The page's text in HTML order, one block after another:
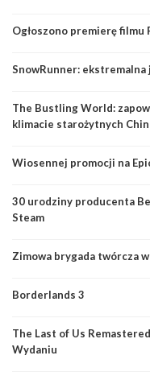
Ogłoszono premierę filmu
SnowRunner:
The Bustling World:
klimacie starożytnych Chin
Wiosennej promocji na
30 urodziny producenta
Steam
Zimowa brygada twórcza
Borderlands 3
The Last of Us
Wydaniu